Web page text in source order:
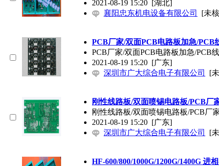
2021-08-19 15:20 [湖北]
襄阳忠东机电设备有限公司
[未
PCB厂家/双面PCB电路板加急/PCB
PCB厂家/双面PCB电路板加急/PCB
2021-08-19 15:20 [广东]
深圳市广大综合电子有限公司
[
刚性线路板/双面喷锡电路板/PCB厂
刚性线路板/双面喷锡电路板/PCB厂
2021-08-19 15:20 [广东]
深圳市广大综合电子有限公司
[
HF-600/800/1000G/1200G/1400G 进